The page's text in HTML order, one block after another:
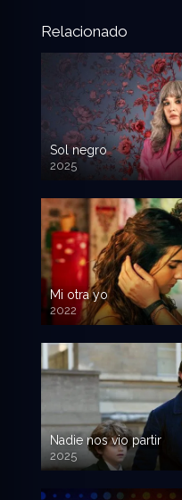
Relacionado
Sol negro
2025
Mi otra yo
2022
Nadie nos vio partir
2025